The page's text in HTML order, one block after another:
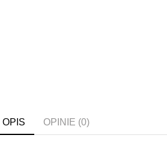
OPIS OPINIE (0)